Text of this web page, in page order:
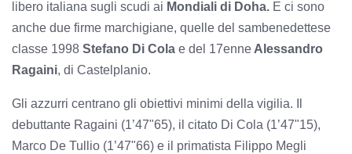
libero italiana sugli scudi ai Mondiali di Doha. E ci sono
anche due firme marchigiane, quelle del sambenedettese
classe 1998 Stefano Di Cola e del 17enneAlessandro
Ragaini, di Castelplanio.
Gli azzurri centrano gli obiettivi minimi della vigilia. Il
debuttante Ragaini (1’47"65), il citato Di Cola (1’47"15),
Marco De Tullio (1’47"66) e il primatista Filippo Megli